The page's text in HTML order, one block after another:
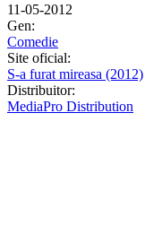
11-05-2012
Gen:
Comedie
Site oficial:
S-a furat mireasa (2012)
Distribuitor:
MediaPro Distribution